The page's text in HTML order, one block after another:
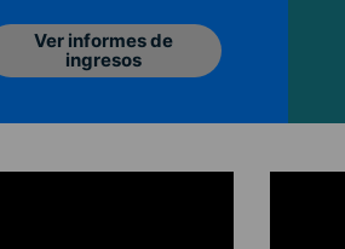
Ver informes de
ingresos